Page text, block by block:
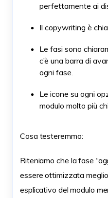
perfettamente ai
Il copywriting è
Le fasi sono
c’è una barra di
ogni fase.
Le icone su ogni
modulo molto più
Cosa testeremmo:
Riteniamo che la fase
essere ottimizzata
esplicativo del modulo